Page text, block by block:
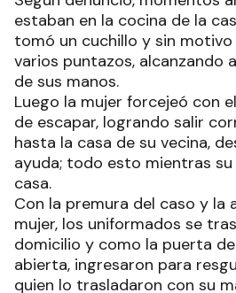
estaban en la cocina de la
tomó un cuchillo y sin
varios puntazos, alcanzando
de sus manos.
Luego la mujer forcejeó con
de escapar, logrando salir
hasta la casa de su vecina,
ayuda; todo esto mientras
casa.
Con la premura del caso y la
mujer, los uniformados se
domicilio y como la puerta
abierta, ingresaron para
quien lo trasladaron con su